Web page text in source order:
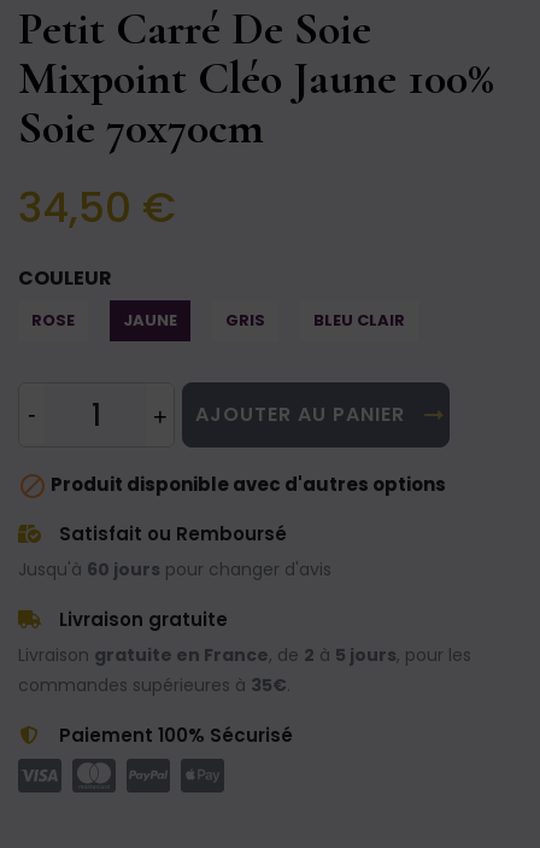
Petit Carré De Soie
Mixpoint Cléo Jaune 100%
Soie 70x70cm
34,50 €
COULEUR
ROSE JAUNE GRIS BLEU CLAIR
AJOUTER AU PANIER
 Produit disponible avec d'autres options
Satisfait ou Remboursé
Jusqu'à 60 jours pour changer d'avis
Livraison gratuite
Livraison gratuite en France, de 2 à 5 jours, pour les
commandes supérieures à 35€.
Paiement 100% Sécurisé